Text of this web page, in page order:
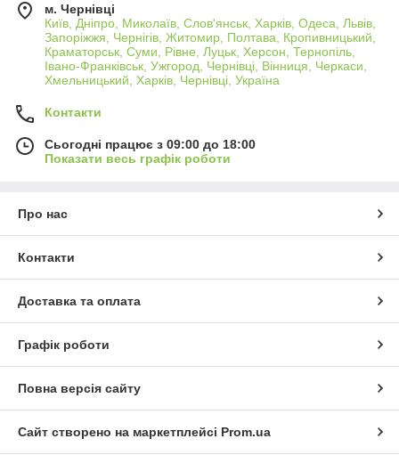
м. Чернівці
Київ, Дніпро, Миколаїв, Слов'янськ, Харків, Одеса, Львів,
Запоріжжя, Чернігів, Житомир, Полтава, Кропивницький,
Краматорськ, Суми, Рівне, Луцьк, Херсон, Тернопіль,
Івано-Франківськ, Ужгород, Чернівці, Вінниця, Черкаси,
Хмельницький, Харків, Чернівці, Україна
Контакти
Сьогодні працює з 09:00 до 18:00
Показати весь графік роботи
Про нас
Контакти
Доставка та оплата
Графік роботи
Повна версія сайту
Сайт створено на маркетплейсі Prom.ua